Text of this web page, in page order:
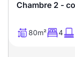
Chambre 2 -
80m² 4